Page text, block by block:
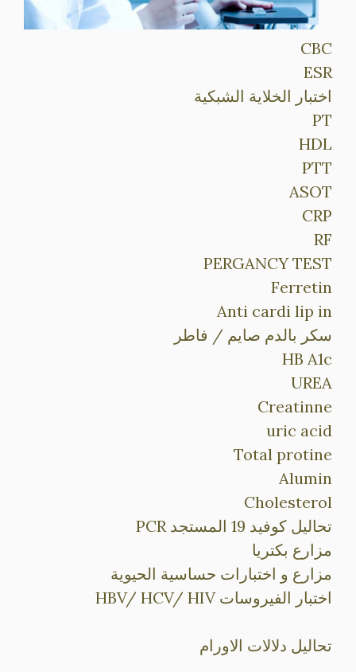
CBC
ESR
اختبار الخلاية الشبكية
PT
HDL
PTT
ASOT
CRP
RF
PERGANCY TEST
Ferretin
Anti cardi lip in
سكر بالدم صايم / فاطر
HB A1c
UREA
Creatinne
uric acid
Total protine
Alumin
Cholesterol
تحاليل كوفيد 19 المستجد PCR
مزارع بكتريا
مزارع و اختبارات حساسية الحيوية
اختبار الفيروسات HBV/ HCV/ HIV
تحاليل دلالات الاورام